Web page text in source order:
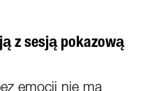
z sesją pokazową